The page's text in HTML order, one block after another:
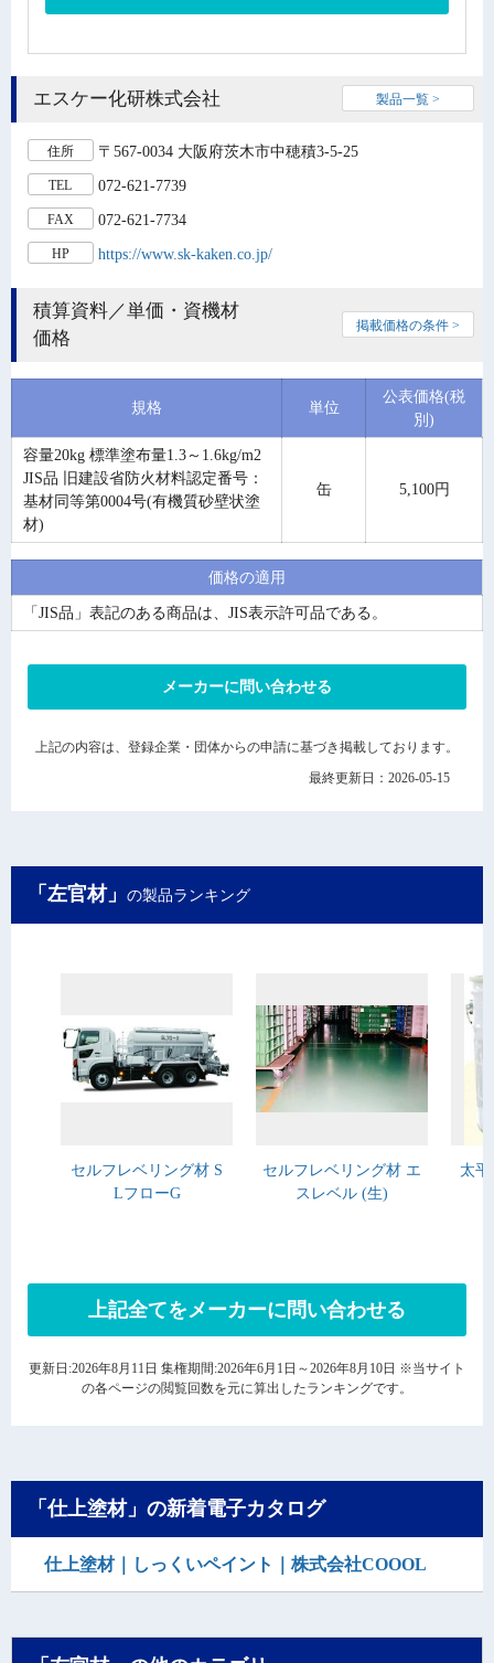
エスケー化研株式会社 製品一覧 >
住所 〒567-0034 大阪府茨木市中穂積3-5-25
TEL 072-621-7739
FAX 072-621-7734
HP https://www.sk-kaken.co.jp/
積算資料／単価・資機材
価格
掲載価格の条件 >
規格 単位
公表価格(税
別)
容量20kg 標準塗布量1.3～1.6kg/m2
JIS品 旧建設省防火材料認定番号：
基材同等第0004号(有機質砂壁状塗
材)
缶 5,100円
価格の適用
「JIS品」表記のある商品は、JIS表示許可品である。
メーカーに問い合わせる
上記の内容は、登録企業・団体からの申請に基づき掲載しております。
最終更新日：2026-05-15
「左官材」 の製品ランキング
セルフレベリング材 S
LフローG
セルフレベリング材 エ
スレベル (生)
太
上記全てをメーカーに問い合わせる
更新日:2026年8月11日 集権期間:2026年6月1日～2026年8月10日 ※当サイト
の各ページの閲覧回数を元に算出したランキングです。
「仕上塗材」の新着電子カタログ
仕上塗材｜しっくいペイント｜株式会社COOOL